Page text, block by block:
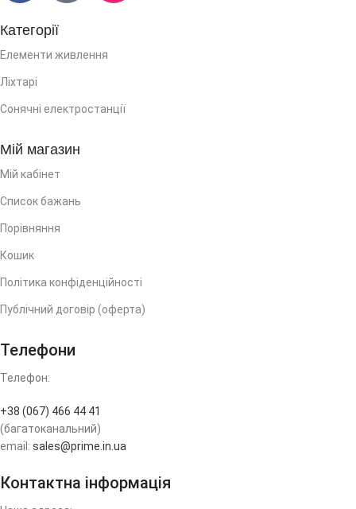
Категорії
Елементи живлення
Ліхтарі
Сонячні електростанції
Мій магазин
Мій кабінет
Список бажань
Порівняння
Кошик
Політика конфіденційності
Публічний договір (оферта)
Телефони
Телефон:
+38 (067) 466 44 41
(багатоканальний)
email: sales@prime.in.ua
Контактна інформація